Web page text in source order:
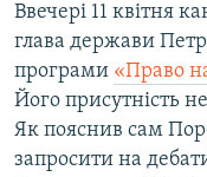
Ввечері 11 квітня
глава держави
програми «Право
Його присутність
Як пояснив сам
запросити на